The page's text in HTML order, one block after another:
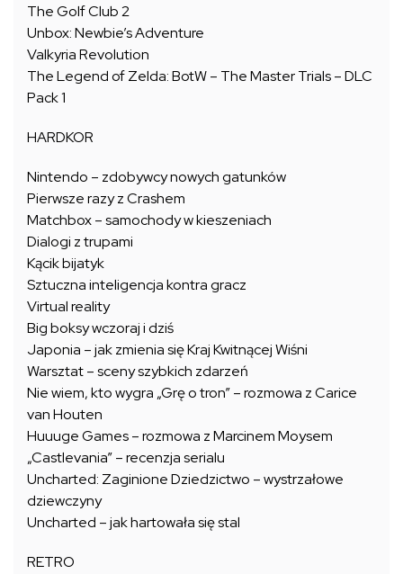
The Golf Club 2
Unbox: Newbie’s Adventure
Valkyria Revolution
The Legend of Zelda: BotW – The Master Trials – DLC
Pack 1
HARDKOR
Nintendo – zdobywcy nowych gatunków
Pierwsze razy z Crashem
Matchbox – samochody w kieszeniach
Dialogi z trupami
Kącik bijatyk
Sztuczna inteligencja kontra gracz
Virtual reality
Big boksy wczoraj i dziś
Japonia – jak zmienia się Kraj Kwitnącej Wiśni
Warsztat – sceny szybkich zdarzeń
Nie wiem, kto wygra „Grę o tron” – rozmowa z Carice
van Houten
Huuuge Games – rozmowa z Marcinem Moysem
„Castlevania” – recenzja serialu
Uncharted: Zaginione Dziedzictwo – wystrzałowe
dziewczyny
Uncharted – jak hartowała się stal
RETRO